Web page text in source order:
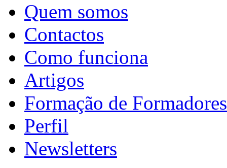
Quem somos
Contactos
Como funciona
Artigos
Formação de Formadores
Perfil
Newsletters